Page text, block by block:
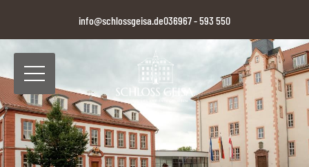
springen
info@schlossgeisa.de036967 - 593 550